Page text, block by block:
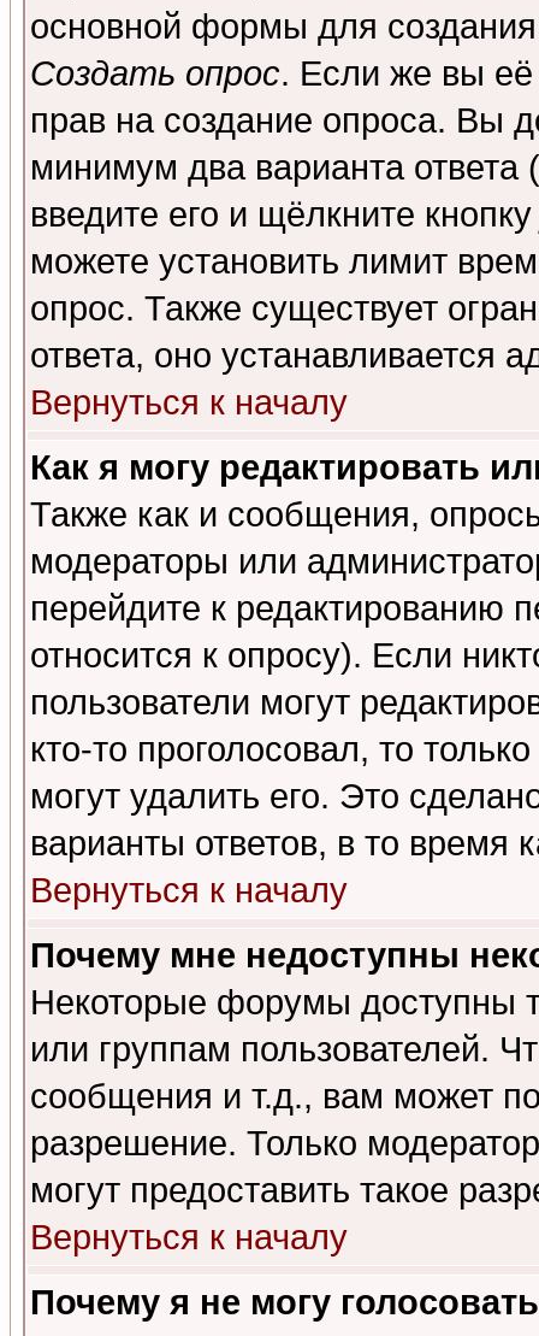
основной формы для
Создать опрос. Если же вы её
прав на создание опроса. Вы
минимум два варианта ответа
введите его и щёлкните
можете установить лимит
опрос. Также существует
ответа, оно устанавливается
Вернуться к началу
Как я могу редактировать
Также как и сообщения,
модераторы или
перейдите к редактированию
относится к опросу). Если
пользователи могут
кто-то проголосовал, то
могут удалить его. Это
варианты ответов, в то время
Вернуться к началу
Почему мне недоступны
Некоторые форумы доступны
или группам пользователей.
сообщения и т.д., вам может
разрешение. Только
могут предоставить такое
Вернуться к началу
Почему я не могу